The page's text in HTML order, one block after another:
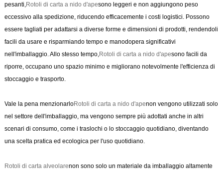
pesanti, Rotoli di carta a nido d'apesono leggeri e non aggiungono peso
eccessivo alla spedizione, riducendo efficacemente i costi logistici. Possono
essere tagliati per adattarsi a diverse forme e dimensioni di prodotti, rendendoli
facili da usare e risparmiando tempo e manodopera significativi
nell'imballaggio. Allo stesso tempo, Rotoli di carta a nido d'apesono facili da
riporre, occupano uno spazio minimo e migliorano notevolmente l'efficienza di
stoccaggio e trasporto.
Vale la pena menzionarloRotoli di carta a nido d'apenon vengono utilizzati solo
nel settore dell'imballaggio, ma vengono sempre più adottati anche in altri
scenari di consumo, come i traslochi o lo stoccaggio quotidiano, diventando
una scelta pratica ed ecologica per l'uso quotidiano.
Rotoli di carta alveolarenon sono solo un materiale da imballaggio altamente